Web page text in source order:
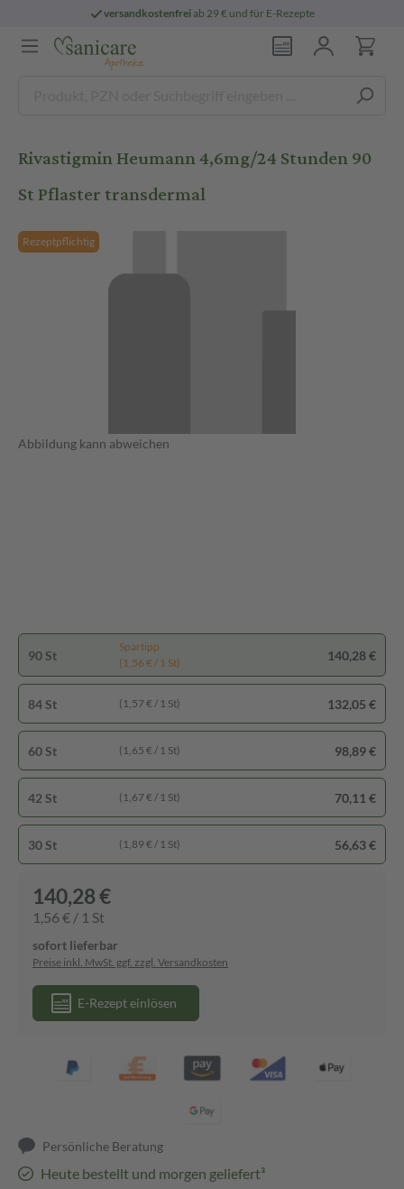
versandkostenfreiab 29 € und für E-Rezepte
Rivastigmin Heumann 4,6mg/24 Stunden 90
St Pflaster transdermal
Rezeptpflichtig
Abbildung kann abweichen
90 St
Spartipp
(1,56 € / 1 St)
140,28 €
84 St (1,57 € / 1 St) 132,05 €
60 St (1,65 € / 1 St) 98,89 €
42 St (1,67 € / 1 St) 70,11 €
30 St (1,89 € / 1 St) 56,63 €
140,28 €
1,56 € / 1 St
sofort lieferbar
Preise inkl. MwSt. ggf. zzgl. Versandkosten
E-Rezept einlösen
Persönliche Beratung
Heute bestellt und morgen geliefert³